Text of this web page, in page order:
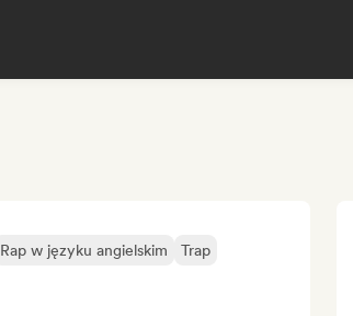
Rap w języku angielskim Trap